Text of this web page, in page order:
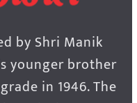
by Shri Manik
younger brother
in 1946. The